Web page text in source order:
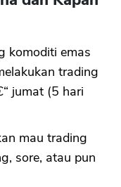
komoditi emas
trading
jumat (5 hari
mau trading
sore, atau pun